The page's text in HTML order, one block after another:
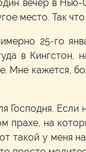
вечер в
место. Так
25-го
в
кажется,
Господня.
прахе, на
такой у